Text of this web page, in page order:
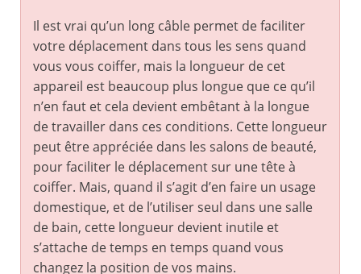
Il est vrai qu’un long câble permet de faciliter
votre déplacement dans tous les sens quand
vous vous coiffer, mais la longueur de cet
appareil est beaucoup plus longue que ce qu’il
n’en faut et cela devient embêtant à la longue
de travailler dans ces conditions. Cette longueur
peut être appréciée dans les salons de beauté,
pour faciliter le déplacement sur une tête à
coiffer. Mais, quand il s’agit d’en faire un usage
domestique, et de l’utiliser seul dans une salle
de bain, cette longueur devient inutile et
s’attache de temps en temps quand vous
changez la position de vos mains.